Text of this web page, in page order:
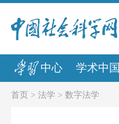
中心 学术中国
首页> 法学 > 数字法学